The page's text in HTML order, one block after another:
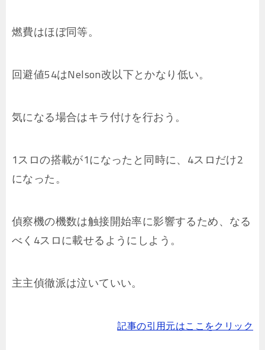
燃費はほぼ同等。
回避値54はNelson改以下とかなり低い。
気になる場合はキラ付けを行おう。
1スロの搭載が1になったと同時に、4スロだけ2
になった。
偵察機の機数は触接開始率に影響するため、なる
べく4スロに載せるようにしよう。
主主偵徹派は泣いていい。
記事の引用元はここをクリック